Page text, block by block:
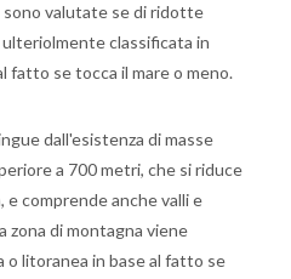
valutate se di ridotte
classificata in
fatto se tocca il mare o meno.
dall'esistenza di masse
a 700 metri, che si riduce
comprende anche valli e
zona di montagna viene
litoranea in base al fatto se